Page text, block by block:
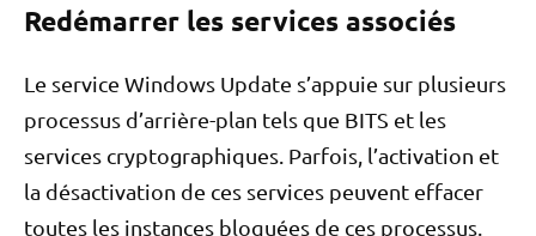
Redémarrer les services associés
Le service Windows Update s’appuie sur plusieurs
processus d’arrière-plan tels que BITS et les
services cryptographiques. Parfois, l’activation et
la désactivation de ces services peuvent effacer
toutes les instances bloquées de ces processus.